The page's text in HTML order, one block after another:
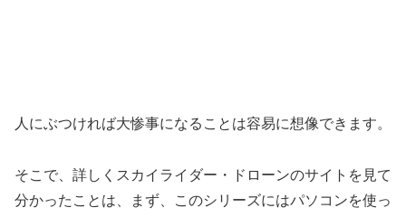
人にぶつければ大惨事になることは容易に想像できます。
そこで、詳しくスカイライダー・ドローンのサイトを見て
分かったことは、まず、このシリーズにはパソコンを使っ